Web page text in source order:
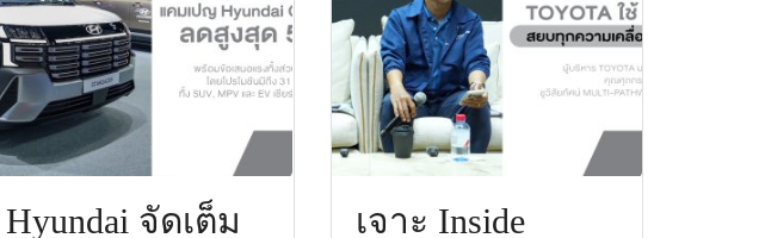
Hyundai จัดเต็ม เจาะ Inside